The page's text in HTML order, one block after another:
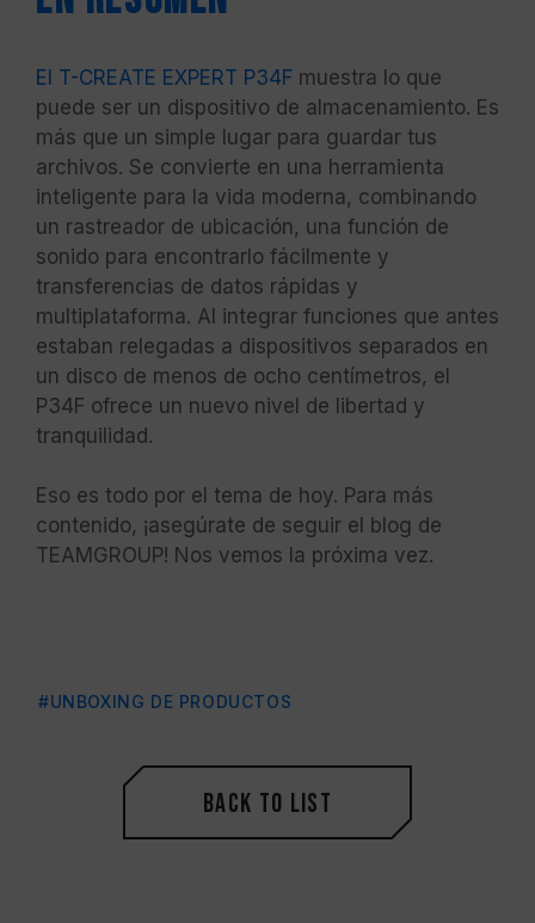
El T-CREATE EXPERT P34F muestra lo que
puede ser un dispositivo de almacenamiento. Es
más que un simple lugar para guardar tus
archivos. Se convierte en una herramienta
inteligente para la vida moderna, combinando
un rastreador de ubicación, una función de
sonido para encontrarlo fácilmente y
transferencias de datos rápidas y
multiplataforma. Al integrar funciones que antes
estaban relegadas a dispositivos separados en
un disco de menos de ocho centímetros, el
P34F ofrece un nuevo nivel de libertad y
tranquilidad.
Eso es todo por el tema de hoy. Para más
contenido, ¡asegúrate de seguir el blog de
TEAMGROUP! Nos vemos la próxima vez.
#UNBOXING DE PRODUCTOS
Back to List